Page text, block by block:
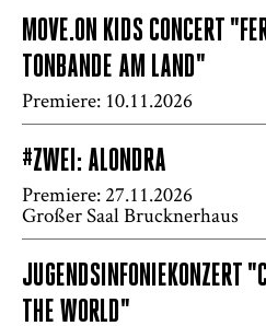
MOVE.ON KIDS CONCERT
TONBANDE AM LAND"
Premiere: 10.11.2026
#ZWEI: ALONDRA
Premiere: 27.11.2026
Großer Saal Brucknerhaus
JUGENDSINFONIEKONZERT
THE WORLD"